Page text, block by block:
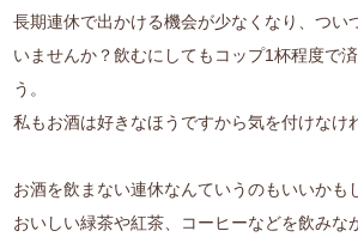
長期連休で出かける機会が少なくなり、つい
いませんか？飲むにしてもコップ1杯程度で
う。
私もお酒は好きなほうですから気を付けなけ
お酒を飲まない連休なんていうのもいいかも
おいしい緑茶や紅茶、コーヒーなどを飲みな